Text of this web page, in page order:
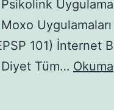
101) İnternet
Tüm…